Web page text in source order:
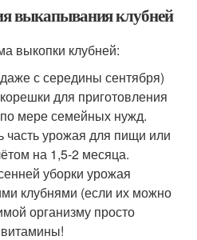
выкапывания клубней
выкопки клубней:
с середины сентября)
для приготовления
мере семейных нужд.
часть урожая для пищи или
на 1,5-2 месяца.
уборки урожая
клубнями (если их можно
организму просто